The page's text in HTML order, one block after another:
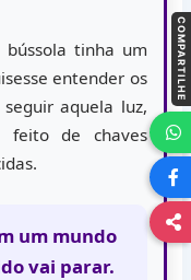
tinha um
entender os
aquela luz,
feito de chaves
um mundo
vai parar.
COMPARTILHE